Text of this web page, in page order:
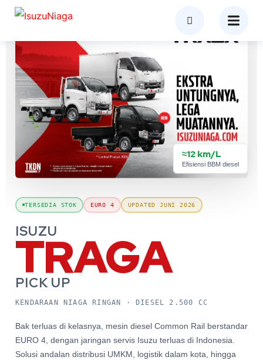
TERSEDIA STOK EURO 4 UPDATED JUNI 2026
ISUZU
TRAGA
PICK UP
KENDARAAN NIAGA RINGAN · DIESEL 2.500 CC
Bak terluas di kelasnya, mesin diesel Common Rail berstandar
EURO 4, dengan jaringan servis Isuzu terluas di Indonesia.
Solusi andalan distribusi UMKM, logistik dalam kota, hingga
≈12 km/L
Efisiensi BBM diesel